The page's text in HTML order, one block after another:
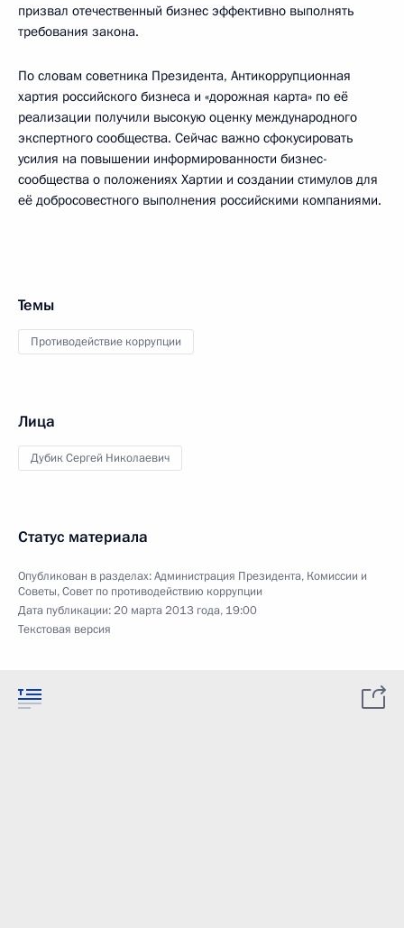
призвал отечественный бизнес эффективно выполнять
требования закона.
По словам советника Президента, Антикоррупционная
хартия российского бизнеса и «дорожная карта» по её
реализации получили высокую оценку международного
экспертного сообщества. Сейчас важно сфокусировать
усилия на повышении информированности бизнес-
сообщества о положениях Хартии и создании стимулов для
её добросовестного выполнения российскими компаниями.
Темы
Противодействие коррупции
Лица
Дубик Сергей Николаевич
Статус материала
Опубликован в разделах:Администрация Президента, Комиссии и
Советы,Совет по противодействию коррупции
Дата публикации:20 марта 2013 года, 19:00
Текстовая версия